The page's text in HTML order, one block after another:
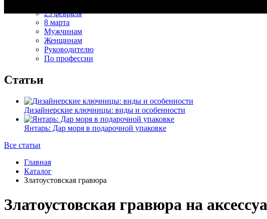
23 февраля
8 марта
Мужчинам
Женщинам
Руководителю
По профессии
Статьи
Дизайнерские ключницы: виды и особенности
Янтарь: Дар моря в подарочной упаковке
Все статьи
Главная
Каталог
Златоустовская гравюра
Златоустовская гравюра на